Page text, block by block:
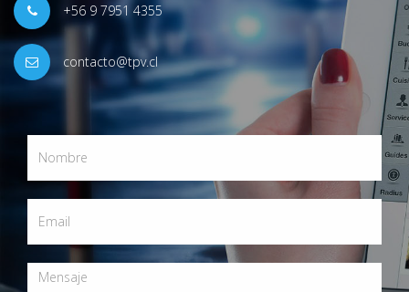
+56 9 7951 4355
contacto@tpv.cl